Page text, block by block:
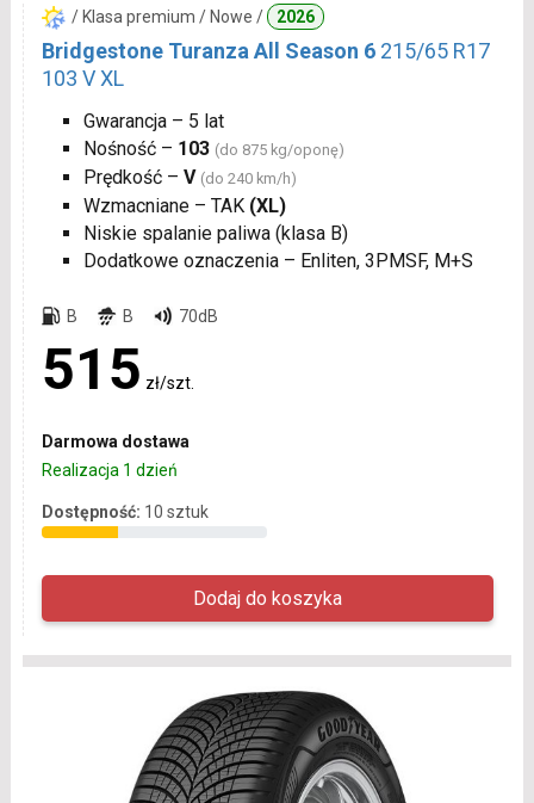
/ Klasa premium / Nowe / 2026
Bridgestone Turanza All Season 6 215/65 R17
103 V XL
Gwarancja – 5 lat
Nośność – 103 (do 875 kg/oponę)
Prędkość – V (do 240 km/h)
Wzmacniane – TAK (XL)
Niskie spalanie paliwa (klasa B)
Dodatkowe oznaczenia – Enliten, 3PMSF, M+S
B B 70dB
515 zł/szt.
Darmowa dostawa
Realizacja 1 dzień
Dostępność: 10 sztuk